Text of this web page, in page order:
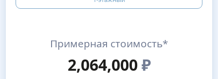
Примерная стоимость*
2,064,000₽